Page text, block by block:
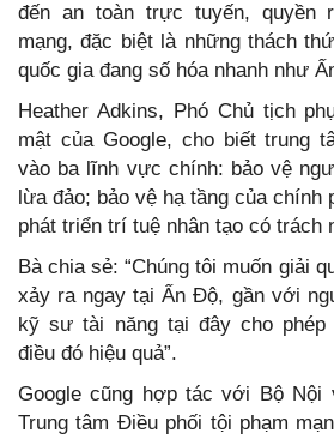
đến an toàn trực tuyến, quyền
mạng, đặc biệt là những thách
quốc gia đang số hóa nhanh như
Heather Adkins, Phó Chủ tịch
mật của Google, cho biết trung
vào ba lĩnh vực chính: bảo vệ
lừa đảo; bảo vệ hạ tầng của chính
phát triển trí tuệ nhân tạo có trách
Bà chia sẻ: “Chúng tôi muốn giải
xảy ra ngay tại Ấn Độ, gần với
kỹ sư tài năng tại đây cho
điều đó hiệu quả”.
Google cũng hợp tác với Bộ Nội
Trung tâm Điều phối tội phạm